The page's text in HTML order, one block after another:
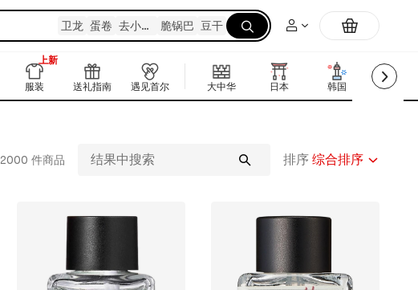
卫龙 蛋卷 去小肉粒 脆锅巴 豆干
服装
999+
上新
送礼指南
遇见首尔 大中华 日本 韩国 东南亚
2000 件商品
结
搜
索
排序 综合排序